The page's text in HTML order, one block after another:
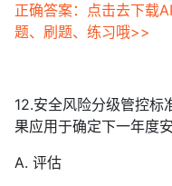
正确答案：点击去下载
题、刷题、练习哦>>
12.安全风险分级管控标
果应用于确定下一年度
A. 评估